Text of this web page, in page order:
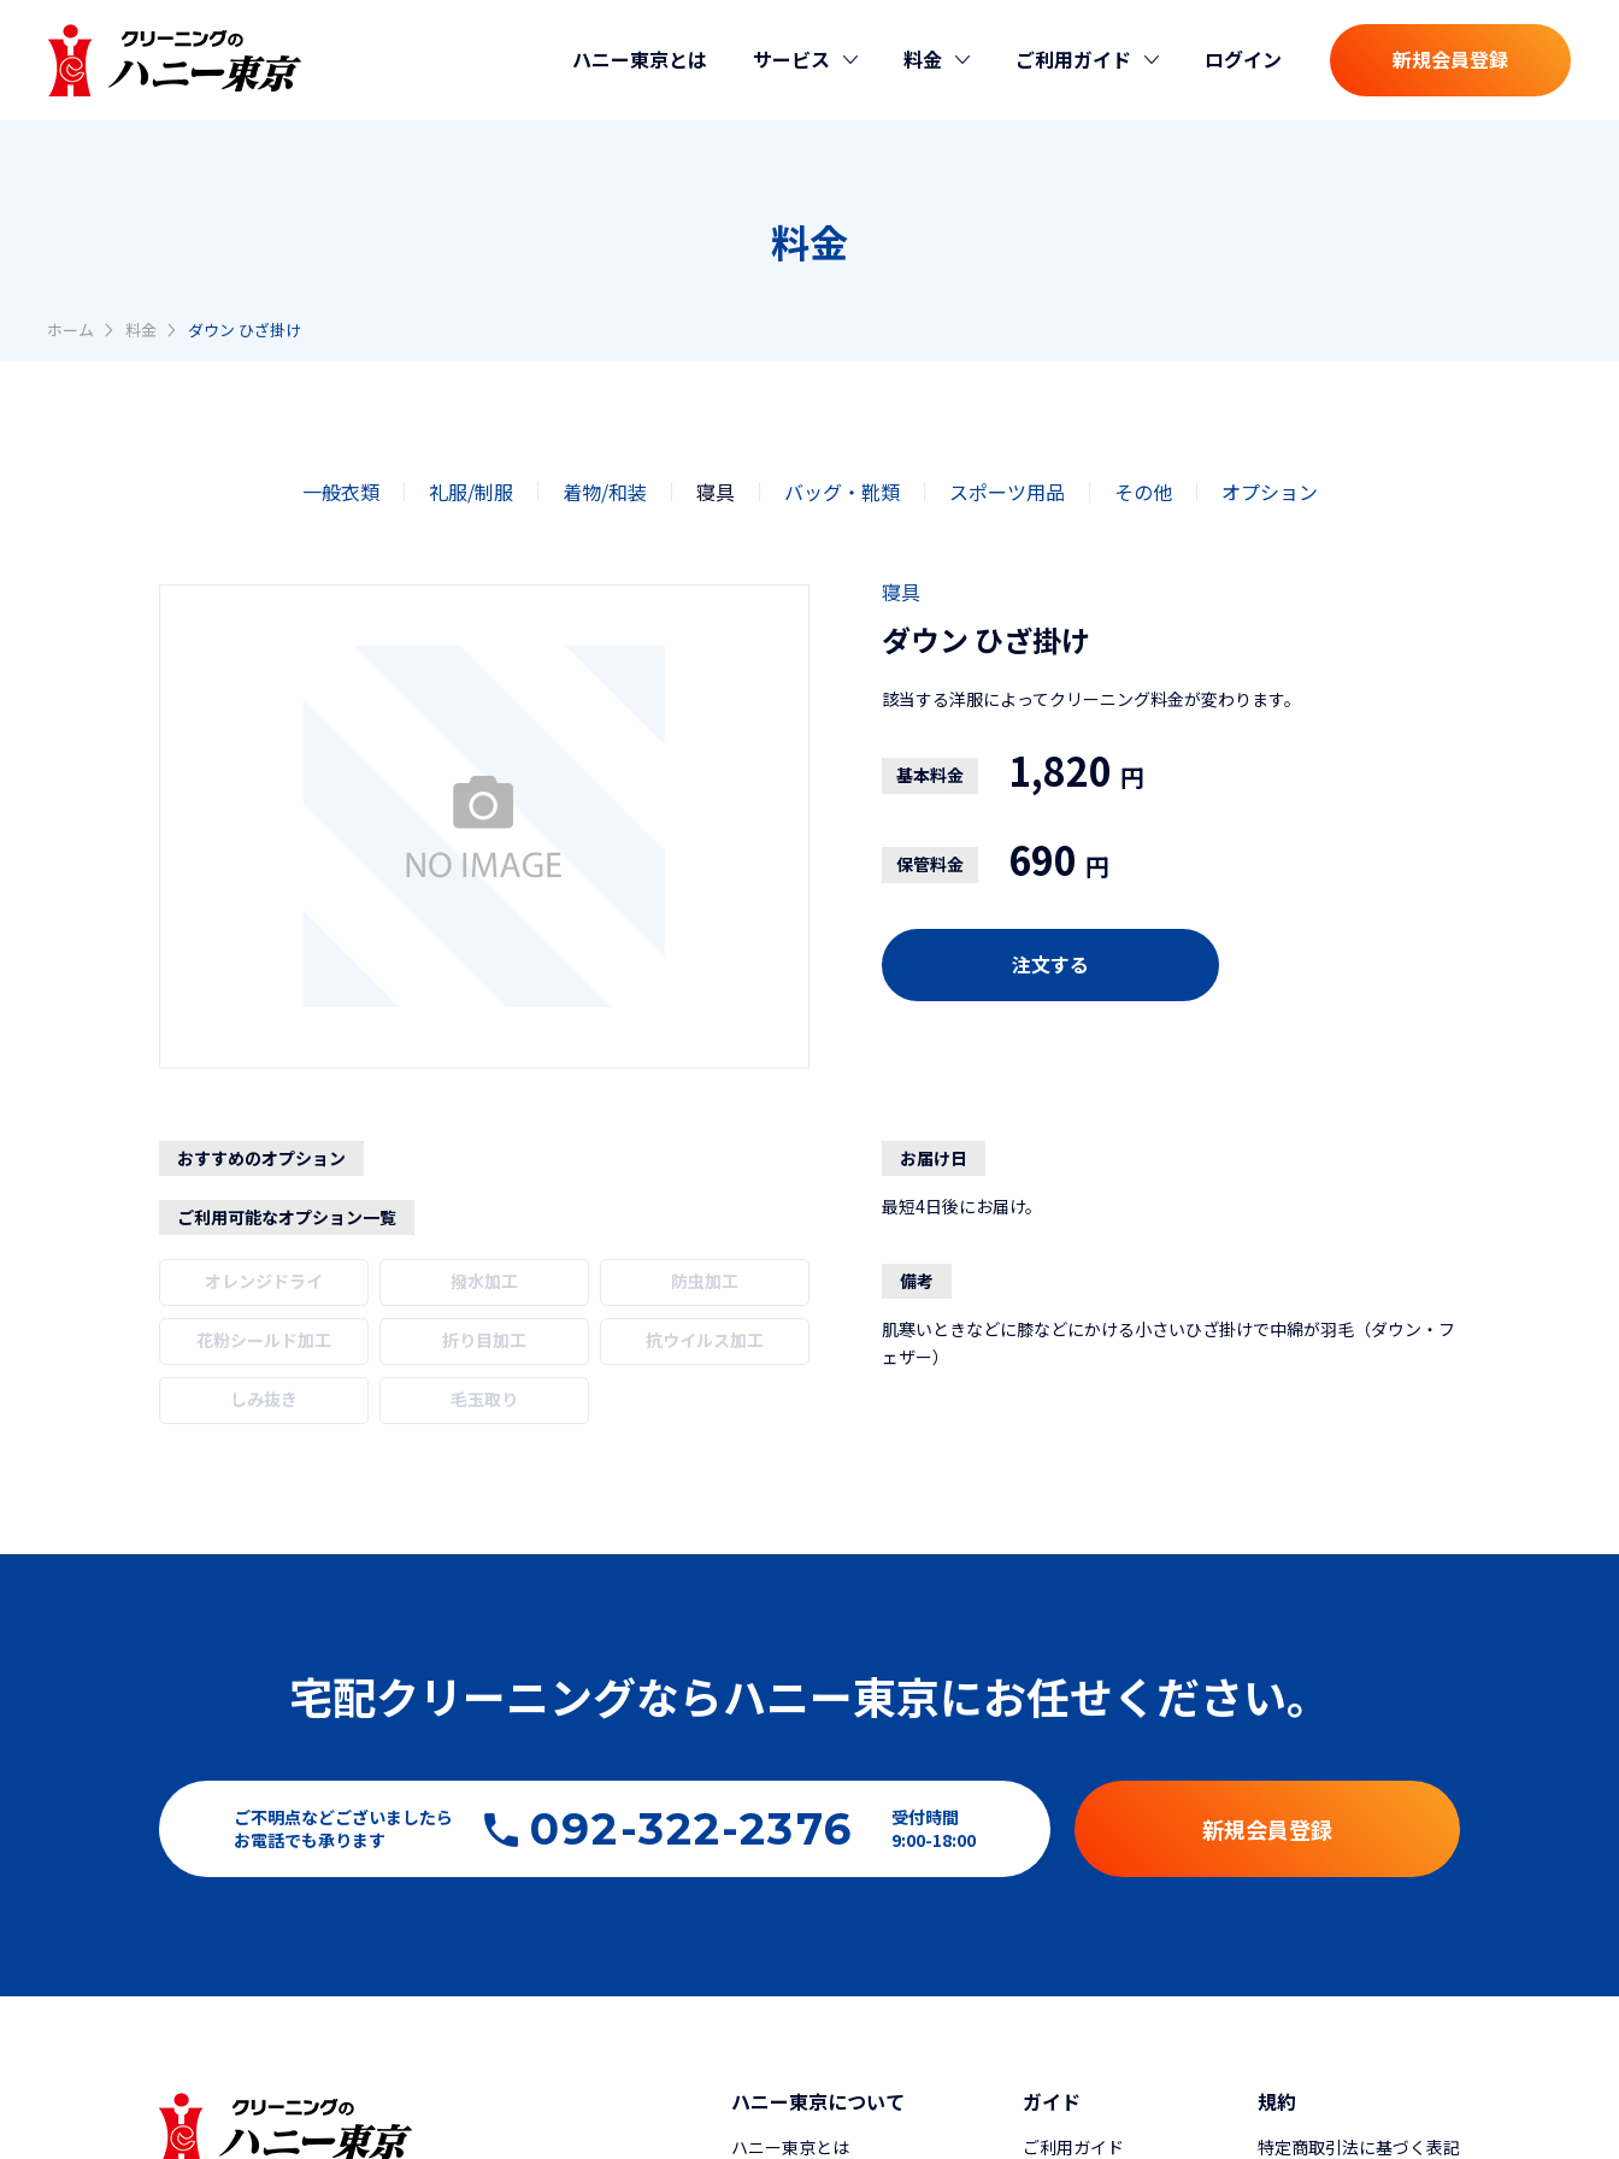
ハニー東京とは サービス 料金 ご利用ガイド ログイン 新規会員登録
料金
ホーム 料金 ダウン ひざ掛け
一般衣類 礼服/制服 着物/和装 寝具 バッグ・靴類 スポーツ用品 その他 オプション
寝具
ダウン ひざ掛け
該当する洋服によってクリーニング料金が変わります。
基本料金 1,820 円
保管料金 690 円
注文する
おすすめのオプション
ご利用可能なオプション一覧
オレンジドライ 撥水加工 防虫加工
花粉シールド加工 折り目加工 抗ウイルス加工
しみ抜き 毛玉取り
お届け日
最短4日後にお届け。
備考
肌寒いときなどに膝などにかける小さいひざ掛けで中綿が羽毛（ダウン・フ
ェザー）
宅配クリーニングならハニー東京にお任せください。
ご不明点などございましたら
お電話でも承ります
092-322-2376
受付時間
9:00-18:00
新規会員登録
ハニー東京について
ハニー東京とは
ガイド
ご利用ガイド
規約
特定商取引法に基づく表記